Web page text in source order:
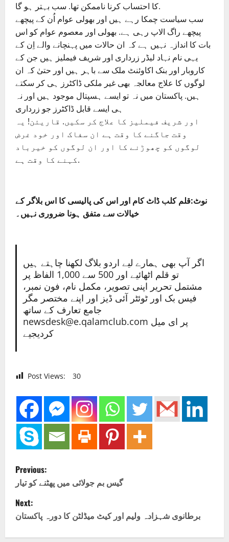
کا احتساب کرنا ناممکن تھا. سب بہتر ہو گا.
سب سیاست چمکا رہے ہیں اور بھولی عوام اُن کے پیچھے
پیچھے راگ الاپ رہی ہے. بھولی اور معصوم عوام کو اس
بات کا اندازہ نہیں ہے کہ ان حالات میں پہنچانے والے اِن کے
یہی نام نہاد لیڈر زرداری اور شریف فیملیز ہیں جن کے
کاروبار اور بنک اکاوئنٹ ملک سے باہر ہیں اور حتیٰ کہ ان
لوگوں کا علاج معالجہ بھی غیر ملکی ڈاکٹرز ہی کر سکتے
ہیں. پاکستان میں نہ تو ایسے ہسپتال موجود ہیں اور نہ
ہی ایسے قابل ڈاکٹرز جو زرداری
اور شریف فیملیز کا علاج کر سکیں. قاریئن! یہ
وقت جاگنے کا وقت ہے ان سفاک اور خود غرض
لوگوں کو چھوڑنے کا اور ان لوگوں کو خیرباد
کہنے کا وقت ہے.
نوٹ:قلم کلب ڈاٹ کام اور اس کی پالیسی کا اس بلاگر کے
خیالات سے متفق ہونا ضروری نہیں۔
اگر آپ بھی ہمارے لیے اردو بلاگ لکھنا چاہتے ہیں
تو قلم اٹھائیے اور 500 سے 1,000 الفاظ پر
مشتمل تحریر اپنی تصویر، مکمل نام، فون نمبر،
فیس بک اور ٹوئٹر آئی ڈیز اور اپنے مختصر مگر
جامع تعارف کے ساتھ
newsdesk@e.qalamclub.com پر ای میل
کردیجیے
Post Views: 30
P
o
s
Previous:
گیس بم جولائی میں پھٹنے کو تیار
Next:
برطانوی شہزادہ ولیم اور کیٹ میڈلٹن کا دورہ پاکستان